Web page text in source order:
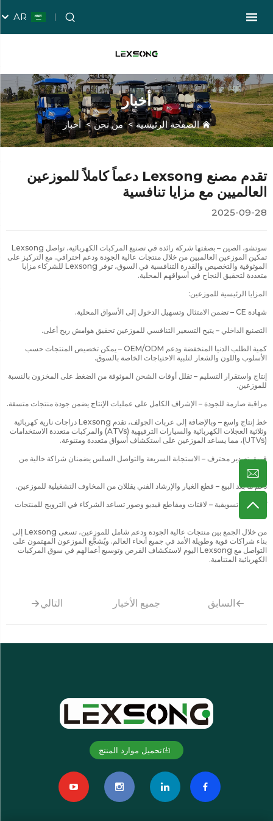
AR
أخبار
الصفحة الرئيسية>من نحن>أخبار
تقدم مصنع Lexsong دعماً كاملاً للموزعين
العالميين مع مزايا تنافسية
2025-09-28
سوتشو، الصين – بصفتها شركة رائدة في تصنيع المركبات الكهربائية، تواصل Lexsong
تمكين الموزعين العالميين من خلال منتجات عالية الجودة ودعم احترافي. مع التركيز على
الموثوقية والتخصيص والقدرة التنافسية في السوق، توفر Lexsong للشركاء مزايا
متعددة لتحقيق النجاح في أسواقهم المحلية.
المزايا الرئيسية للموزعين:
شهادة CE – تضمن الامتثال وتسهيل الدخول إلى الأسواق المحلية.
التصنيع الداخلي – يتيح التسعير التنافسي للموزعين تحقيق هوامش ربح أعلى.
كمية الطلب الدنيا المنخفضة ودعم OEM/ODM – يمكن تخصيص المنتجات حسب
الأسلوب واللون والشعار لتلبية الاحتياجات الخاصة بالسوق.
إنتاج واستقرار التسليم – تقلل أوقات الشحن الموثوقة من الضغط على المخزون بالنسبة
للموزعين.
مراقبة صارمة للجودة – الإشراف الكامل على عمليات الإنتاج يضمن جودة منتجات متسقة.
خط إنتاج واسع – وبالإضافة إلى عربات الجولف، تقدم Lexsong دراجات نارية كهربائية
وثلاثية العجلات الكهربائية والسيارات الترفيهية (ATVs) والمركبات متعددة الاستخدامات
(UTVs)، مما يساعد الموزعين على استكشاف أسواق متعددة ومتنوعة.
فريق تصدير محترف – الاستجابة السريعة والتواصل السلس يضمنان شراكة خالية من
المتاعب.
دعم ما بعد البيع – قطع الغيار والإرشاد الفني يقللان من المخاوف التشغيلية للموزعين.
تُزوَّد مواد تسويقية – لافتات ومقاطع فيديو وصور تساعد الشركاء في الترويج للمنتجات
من خلال الجمع بين منتجات عالية الجودة ودعم شامل للموزعين، تسعى Lexsong إلى
بناء شراكات قوية وطويلة الأمد في جميع أنحاء العالم. ويُشجَّع الموزعون المهتمون على
التواصل مع Lexsong اليوم لاستكشاف الفرص وتوسيع أعمالهم في سوق المركبات
الكهربائية المتنامية.
السابق جميع الأخبار التالي
تحميل موارد المنتج